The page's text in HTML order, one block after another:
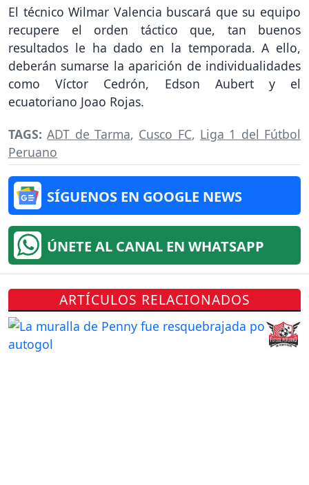
El técnico Wilmar Valencia buscará que su equipo
recupere el orden táctico que, tan buenos
resultados le ha dado en la temporada. A ello,
deberán sumarse la aparición de individualidades
como Víctor Cedrón, Edson Aubert y el
ecuatoriano Joao Rojas.
TAGS:ADT de Tarma, Cusco FC, Liga 1 del Fútbol
Peruano
SÍGUENOS EN GOOGLE NEWS
ÚNETE AL CANAL EN WHATSAPP
ARTÍCULOS RELACIONADOS